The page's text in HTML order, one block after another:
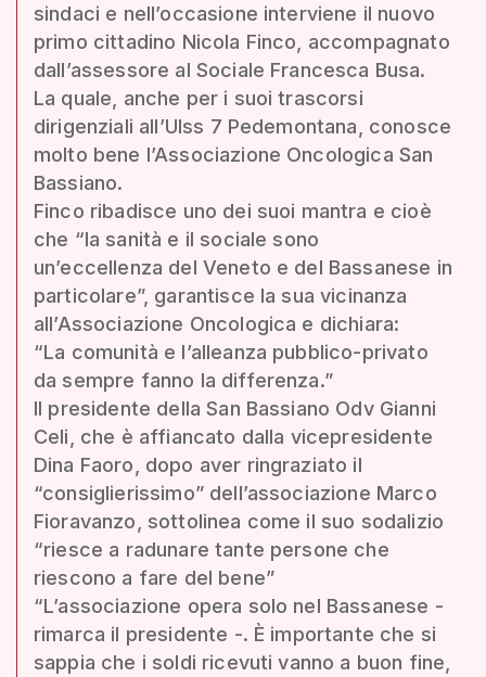
sindaci e nell’occasione interviene il nuovo
primo cittadino Nicola Finco, accompagnato
dall’assessore al Sociale Francesca Busa.
La quale, anche per i suoi trascorsi
dirigenziali all’Ulss 7 Pedemontana, conosce
molto bene l’Associazione Oncologica San
Bassiano.
Finco ribadisce uno dei suoi mantra e cioè
che “la sanità e il sociale sono
un’eccellenza del Veneto e del Bassanese in
particolare”, garantisce la sua vicinanza
all’Associazione Oncologica e dichiara:
“La comunità e l’alleanza pubblico-privato
da sempre fanno la differenza.”
Il presidente della San Bassiano Odv Gianni
Celi, che è affiancato dalla vicepresidente
Dina Faoro, dopo aver ringraziato il
“consiglierissimo” dell’associazione Marco
Fioravanzo, sottolinea come il suo sodalizio
“riesce a radunare tante persone che
riescono a fare del bene”
“L’associazione opera solo nel Bassanese -
rimarca il presidente -. È importante che si
sappia che i soldi ricevuti vanno a buon fine,